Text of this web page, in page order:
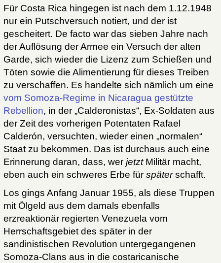
Für Costa Rica hingegen ist nach dem 1.12.1948
nur ein Putschversuch notiert, und der ist
gescheitert. De facto war das sieben Jahre nach
der Auflösung der Armee ein Versuch der alten
Garde, sich wieder die Lizenz zum Schießen und
Töten sowie die Alimentierung für dieses Treiben
zu verschaffen. Es handelte sich nämlich um eine
vom Somoza-Regime in Nicaragua gestützte
Rebellion, in der „Calderonistas“, Ex-Soldaten aus
der Zeit des vorherigen Potentaten Rafael
Calderón, versuchten, wieder einen „normalen“
Staat zu bekommen. Das ist durchaus auch eine
Erinnerung daran, dass, wer jetztMilitär macht,
eben auch ein schweres Erbe für späterschafft.
Los gings Anfang Januar 1955, als diese Truppen
mit Ölgeld aus dem damals ebenfalls
erzreaktionär regierten Venezuela vom
Herrschaftsgebiet des später in der
sandinistischen Revolution untergegangenen
Somoza-Clans aus in die costaricanische